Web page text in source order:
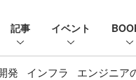
記事 イベント
発 インフラ エンジニア